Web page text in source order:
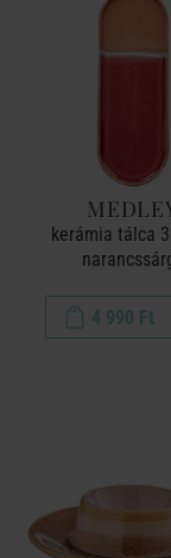
kerámia tálca
4 990 Ft